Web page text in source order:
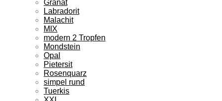
Granat
Labradorit
Malachit
MIX
modern 2 Tropfen
Mondstein
Opal
Pietersit
Rosenquarz
simpel rund
Tuerkis